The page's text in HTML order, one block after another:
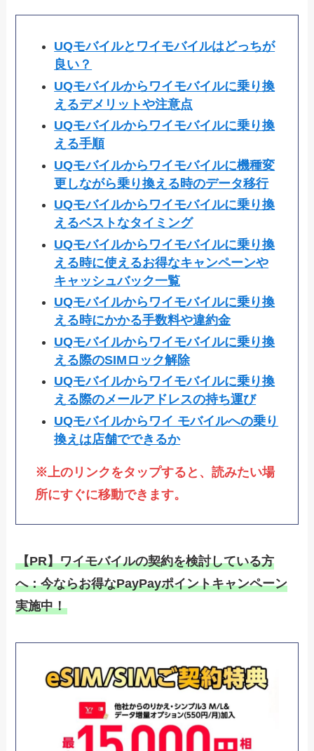
UQモバイルとワイモバイルはどっちが
良い？
UQモバイルからワイモバイルに乗り換
えるデメリットや注意点
UQモバイルからワイモバイルに乗り換
える手順
UQモバイルからワイモバイルに機種変
更しながら乗り換える時のデータ移行
UQモバイルからワイモバイルに乗り換
えるベストなタイミング
UQモバイルからワイモバイルに乗り換
える時に使えるお得なキャンペーンや
キャッシュバック一覧
UQモバイルからワイモバイルに乗り換
える時にかかる手数料や違約金
UQモバイルからワイモバイルに乗り換
える際のSIMロック解除
UQモバイルからワイモバイルに乗り換
える際のメールアドレスの持ち運び
UQモバイルからワイ モバイルへの乗り
換えは店舗でできるか
※上のリンクをタップすると、読みたい場
所にすぐに移動できます。
【PR】ワイモバイルの契約を検討している方
へ：今ならお得なPayPayポイントキャンペーン
実施中！